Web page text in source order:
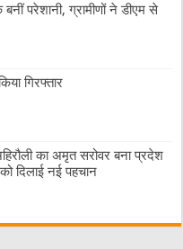
परेशानी, ग्रामीणों ने डीएम से
गिरफ्तार
का अमृत सरोवर बना प्रदेश
दिलाई नई पहचान